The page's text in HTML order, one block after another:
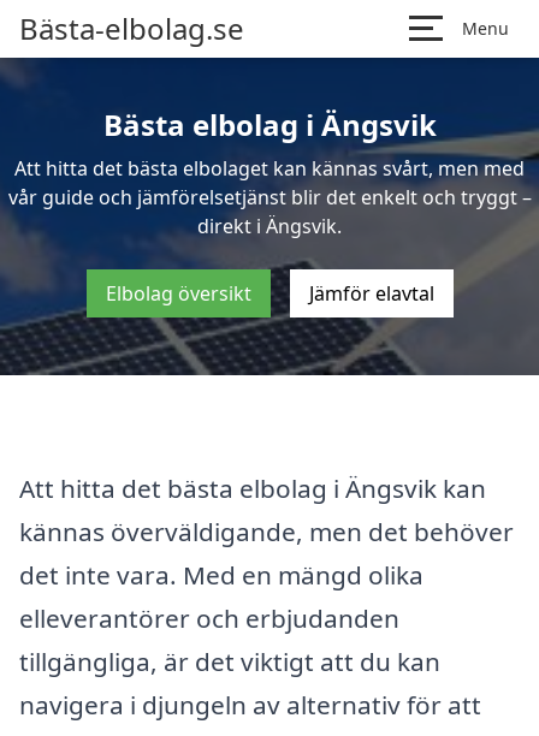
Bästa-elbolag.se Menu
Bästa elbolag i Ängsvik
Att hitta det bästa elbolaget kan kännas svårt, men med
vår guide och jämförelsetjänst blir det enkelt och tryggt –
direkt i Ängsvik.
Elbolag översikt Jämför elavtal
Att hitta det bästa elbolag i Ängsvik kan
kännas överväldigande, men det behöver
det inte vara. Med en mängd olika
elleverantörer och erbjudanden
tillgängliga, är det viktigt att du kan
navigera i djungeln av alternativ för att